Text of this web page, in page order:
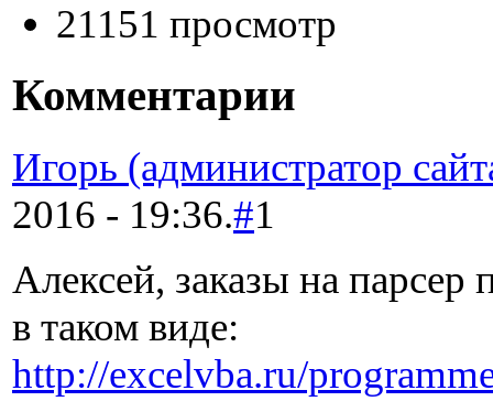
21151 просмотр
Комментарии
Игорь (администратор
2016 - 19:36.#1
Алексей, заказы на парсер
в таком виде:
http://excelvba.ru/